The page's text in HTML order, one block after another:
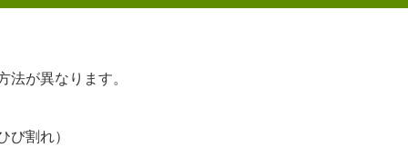
法が異なります。
び割れ）